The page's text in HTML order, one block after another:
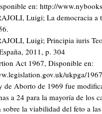
en: http://
Luigi; La democracia a
Luigi; Principia iuris
2011, p. 304
Act 1967, Disponible en:
ukpga/
Aborto de 1969 fue
a 24 para la mayoría de los
sobre la viabilidad del feto a